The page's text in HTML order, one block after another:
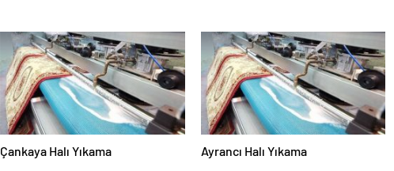
Çankaya Halı Yıkama Ayrancı Halı Yıkama